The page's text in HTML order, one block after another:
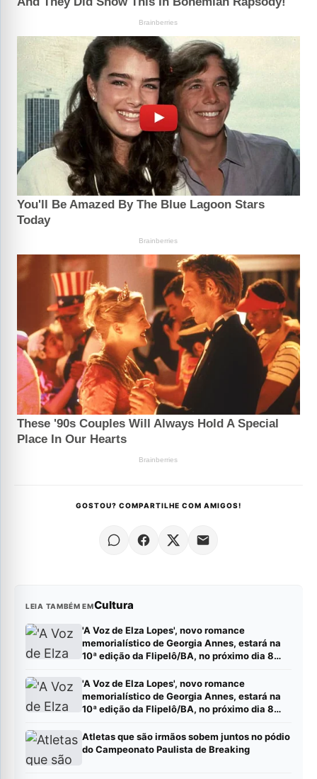
GOSTOU? COMPARTILHE COM AMIGOS!
LEIA TAMBÉM EMCultura
'A Voz de Elza Lopes', novo romance
memorialístico de Georgia Annes, estará na
10ª edição da Flipelô/BA, no próximo dia 8
'A Voz de Elza Lopes', novo romance
memorialístico de Georgia Annes, estará na
10ª edição da Flipelô/BA, no próximo dia 8
Atletas que são irmãos sobem juntos no pódio
do Campeonato Paulista de Breaking